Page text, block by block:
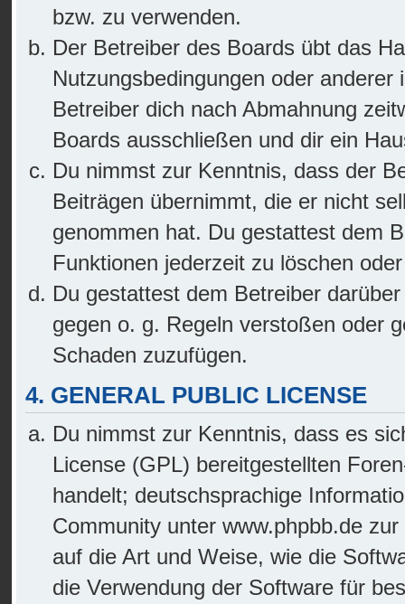
bzw. zu verwenden.
Der Betreiber des Boards übt das
Nutzungsbedingungen oder
Betreiber dich nach Abmahnung
Boards ausschließen und dir ein
Du nimmst zur Kenntnis, dass der
Beiträgen übernimmt, die er nicht
genommen hat. Du gestattest dem
Funktionen jederzeit zu löschen
Du gestattest dem Betreiber
gegen o. g. Regeln verstoßen oder
Schaden zuzufügen.
4. GENERAL PUBLIC LICENSE
Du nimmst zur Kenntnis, dass es
License (GPL) bereitgestellten
handelt; deutschsprachige
Community unter www.phpbb.de
auf die Art und Weise, wie die
die Verwendung der Software für